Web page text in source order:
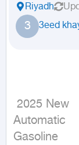
Riyadh
3 3eed
Automatic
Gasoline